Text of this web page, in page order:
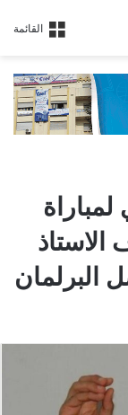
القائمة
لمباراة
البرلمان